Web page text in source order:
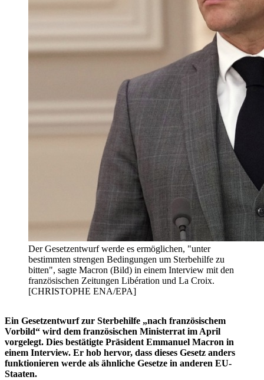
Der Gesetzentwurf werde es ermöglichen, "unter
bestimmten strengen Bedingungen um Sterbehilfe zu
bitten", sagte Macron (Bild) in einem Interview mit den
französischen Zeitungen Libération und La Croix.
[CHRISTOPHE ENA/EPA]
Ein Gesetzentwurf zur Sterbehilfe „nach französischem
Vorbild“ wird dem französischen Ministerrat im April
vorgelegt. Dies bestätigte Präsident Emmanuel Macron in
einem Interview. Er hob hervor, dass dieses Gesetz anders
funktionieren werde als ähnliche Gesetze in anderen EU-
Staaten.